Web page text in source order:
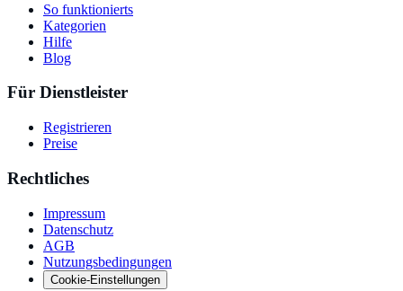
So funktionierts
Kategorien
Hilfe
Blog
Für Dienstleister
Registrieren
Preise
Rechtliches
Impressum
Datenschutz
AGB
Nutzungsbedingungen
Cookie-Einstellungen